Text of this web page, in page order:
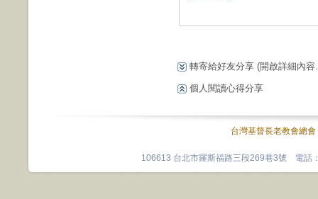
轉寄給好友分享 (開啟詳細內容
個人閱讀心得分享
台灣基督長老教會總會
106613 台北市羅斯福路三段269巷3號 電